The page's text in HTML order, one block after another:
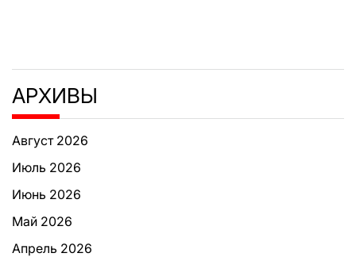
АРХИВЫ
Август 2026
Июль 2026
Июнь 2026
Май 2026
Апрель 2026